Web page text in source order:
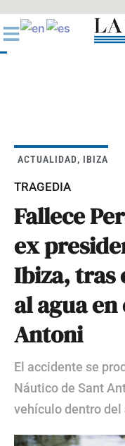
al
contenido
ACTUALIDAD, IBIZA
TRAGEDIA
Fallece
ex
Ibiza, tras
al agua
Antoni
El accidente se
Náutico de Sant
vehículo dentro del